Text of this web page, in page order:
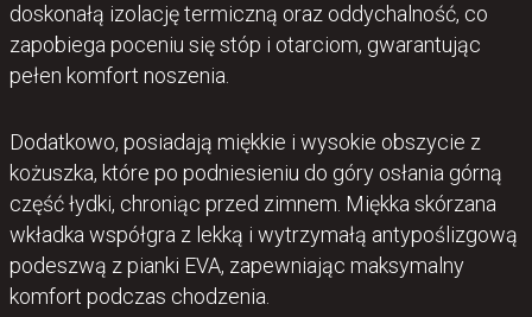
doskonałą izolację termiczną oraz oddychalność, co
zapobiega poceniu się stóp i otarciom, gwarantując
pełen komfort noszenia.
Dodatkowo, posiadają miękkie i wysokie obszycie z
kożuszka, które po podniesieniu do góry osłania górną
część łydki, chroniąc przed zimnem. Miękka skórzana
wkładka współgra z lekką i wytrzymałą antypoślizgową
podeszwą z pianki EVA, zapewniając maksymalny
komfort podczas chodzenia.